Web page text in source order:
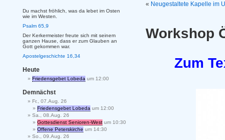
« Neugestaltete Kapelle im
Workshop
Zum
Du machst fröhlich, was da lebet im Osten
wie im Westen.
Psalm 65,9
Der Kerkermeister freute sich mit seinem
ganzen Hause, dass er zum Glauben an
Gott gekommen war.
Apostelgeschichte 16,34
Heute
Friedensgebet Lobeda um 12:00
Demnächst
Fr., 07.Aug. 26
Friedensgebet Lobeda um 12:00
Sa., 08.Aug. 26
Gottesdienst Senioren-West um 10:30
Offene Peterskirche um 14:30
So., 09.Aug. 26